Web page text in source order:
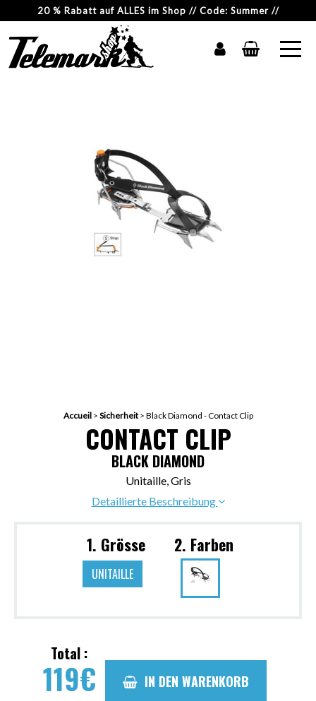
20 % Rabatt auf ALLES im Shop // Code: Summer //
Accueil> Sicherheit> Black Diamond - Contact Clip
CONTACT CLIP
BLACK DIAMOND
Unitaille, Gris
Detaillierte Beschreibung
1. Grösse
UNITAILLE
2. Farben
Total :
119€ IN DEN WARENKORB